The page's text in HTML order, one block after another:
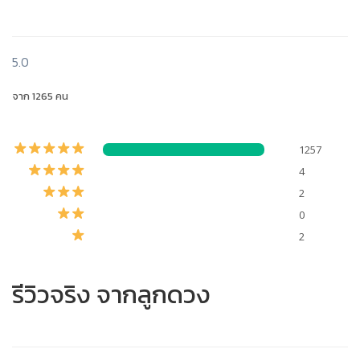
5.0
จาก 1265 คน
1257
4
2
0
2
รีวิวจริง จากลูกดวง